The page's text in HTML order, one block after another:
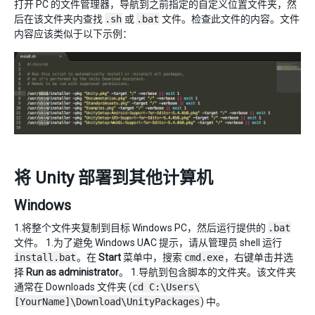
打开 PC 的文件管理器，导航到之前指定的自定义位置文件夹，然
后在该文件夹内查找 .sh 或 .bat 文件。检查此文件的内容。文件
内容应该类似于以下示例：
将 Unity 部署到其他计算机
Windows
1.将整个文件夹复制到目标 Windows PC，然后运行提供的 .bat
文件。 1.为了避免 Windows UAC 提示，请从管理员 shell 运行
install.bat。在Start菜单中，搜索 cmd.exe，右键单击并选
择 Run as administrator。 1.导航到包含脚本的文件夹。该文件夹
通常在 Downloads 文件夹 (cd C:\Users\
[YourName]\Download\UnityPackages) 中。